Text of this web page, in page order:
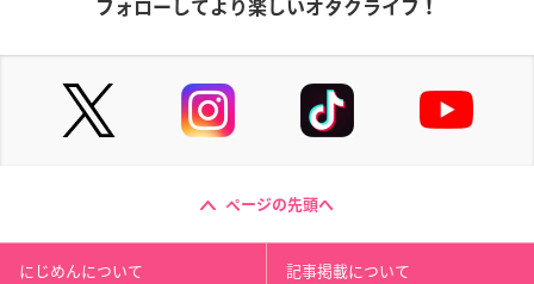
フォローしてより楽しいオタクライフ！
ページの先頭へ
にじめんについて 記事掲載について